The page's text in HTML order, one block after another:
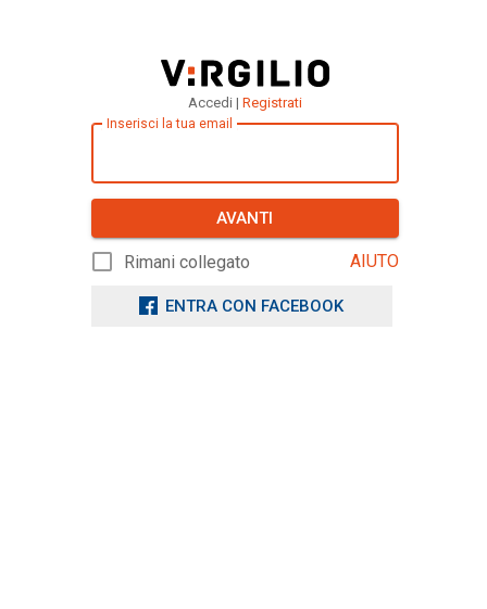
Accedi | Registrati
Inserisci la tua email
AVANTI
Rimani collegato AIUTO
ENTRA CON FACEBOOK